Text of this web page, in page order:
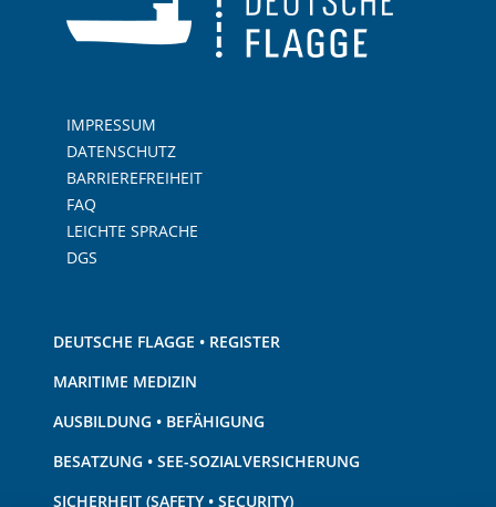
IMPRESSUM
DATENSCHUTZ
BARRIEREFREIHEIT
FAQ
LEICHTE SPRACHE
DGS
DEUTSCHE FLAGGE • REGISTER
MARITIME MEDIZIN
AUSBILDUNG • BEFÄHIGUNG
BESATZUNG • SEE-SOZIALVERSICHERUNG
SICHERHEIT (SAFETY • SECURITY)